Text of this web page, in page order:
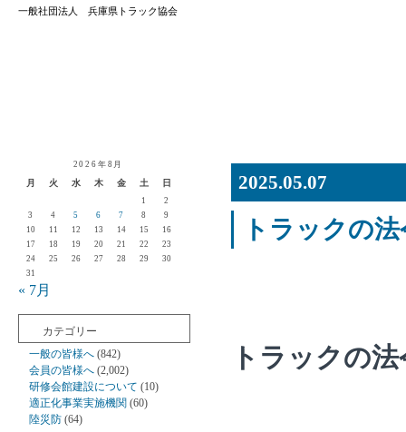
一般社団法人 兵庫県トラック協会
2026年8月
月 火 水 木 金 土 日
1
2
3
4 5 6 7 8
9
10
11 12 13 14 15
16
17
18 19 20 21 22
23
24
25 26 27 28 29
30
31
« 7月
カテゴリー
一般の皆様へ (842)
会員の皆様へ (2,002)
研修会館建設について (10)
適正化事業実施機関 (60)
陸災防 (64)
2025.05.07
トラックの
トラックの